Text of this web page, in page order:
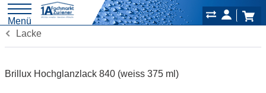
Menü
Lacke
Brillux Hochglanzlack 840 (weiss 375 ml)